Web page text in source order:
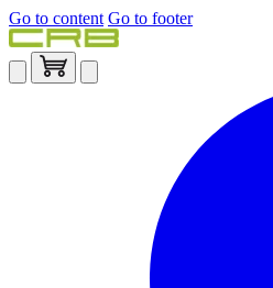
Go to content Go to footer